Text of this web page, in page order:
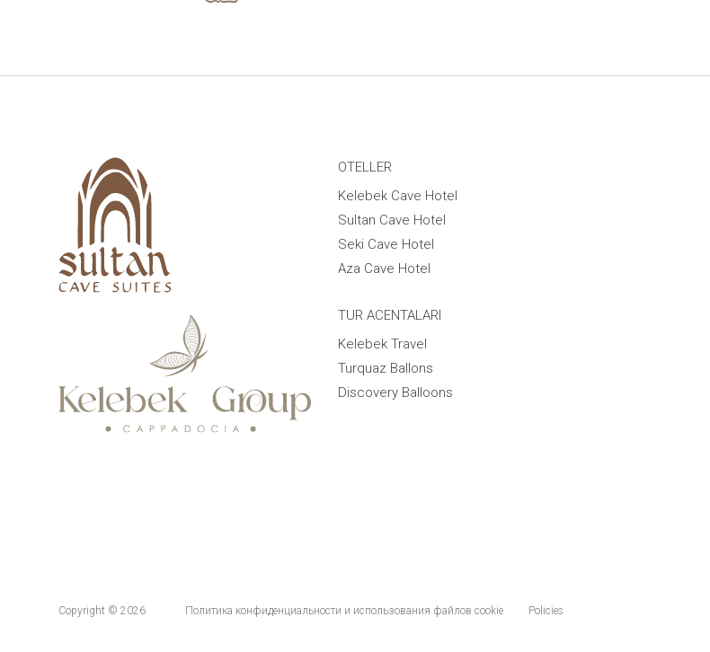
OTELLER
Kelebek Cave Hotel
Sultan Cave Hotel
Seki Cave Hotel
Aza Cave Hotel
TUR ACENTALARI
Kelebek Travel
Turquaz Ballons
Discovery Balloons
Copyright © 2026 Политика конфиденциальности и использования файлов cookie Policies